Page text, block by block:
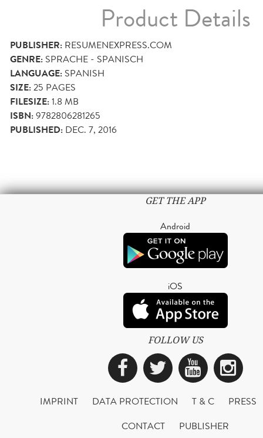
Product Details
PUBLISHER: RESUMENEXPRESS.COM
GENRE: SPRACHE - SPANISCH
LANGUAGE: SPANISH
SIZE:25 PAGES
FILESIZE:1.8 MB
ISBN:9782806281265
PUBLISHED: DEC. 7, 2016
GET THE APP
Android
iOS
FOLLOW US
Facebook
Twitter
IMPRINT DATA PROTECTION T & C
PRESS
CONTACT
PUBLISHER